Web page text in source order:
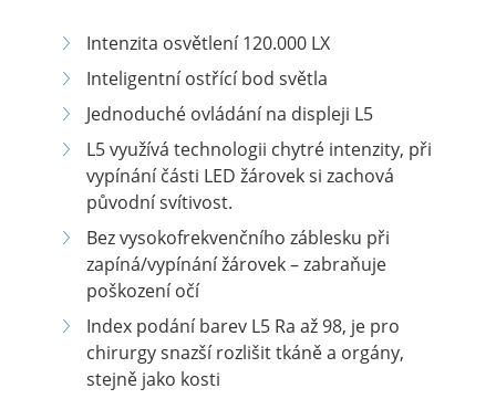
Intenzita osvětlení 120.000 LX
Inteligentní ostřící bod světla
Jednoduché ovládání na displeji L5
L5 využívá technologii chytré intenzity, při
vypínání části LED žárovek si zachová
původní svítivost.
Bez vysokofrekvenčního záblesku při
zapíná/vypínání žárovek – zabraňuje
poškození očí
Index podání barev L5 Ra až 98, je pro
chirurgy snazší rozlišit tkáně a orgány,
stejně jako kosti